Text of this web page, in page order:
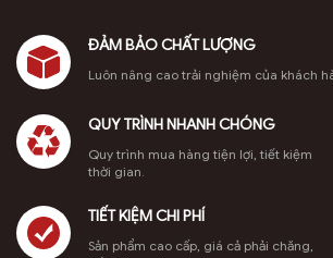
ĐẢM BẢO CHẤT LƯỢNG
Luôn nâng cao trải nghiệm của khách
QUY TRÌNH NHANH CHÓNG
Quy trình mua hàng tiện lợi, tiết kiệm
thời gian.
TIẾT KIỆM CHI PHÍ
Sản phẩm cao cấp, giá cả phải chăng,